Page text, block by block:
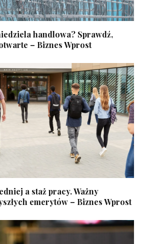
handlowa? Sprawdź,
– Biznes Wprost
a staż pracy. Ważny
emerytów – Biznes Wprost